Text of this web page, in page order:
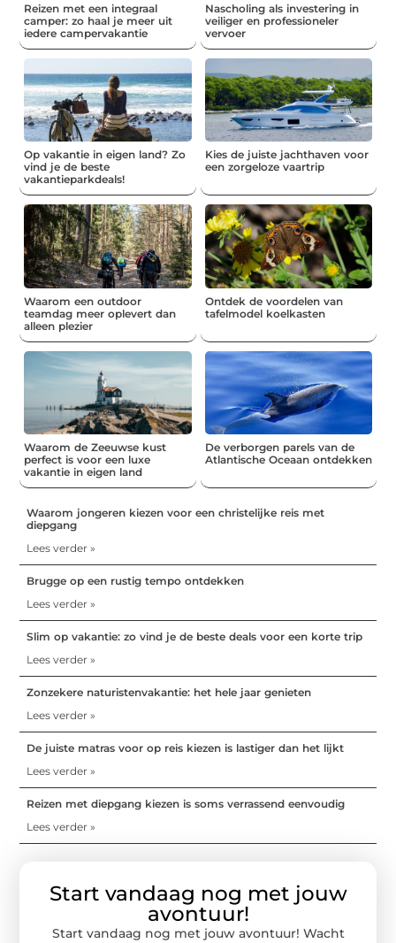
Reizen met een integraal
camper: zo haal je meer uit
iedere campervakantie
Nascholing als investering in
veiliger en professioneler
vervoer
Op vakantie in eigen land? Zo
vind je de beste
vakantieparkdeals!
Kies de juiste jachthaven voor
een zorgeloze vaartrip
Waarom een outdoor
teamdag meer oplevert dan
alleen plezier
Ontdek de voordelen van
tafelmodel koelkasten
Waarom de Zeeuwse kust
perfect is voor een luxe
vakantie in eigen land
De verborgen parels van de
Atlantische Oceaan ontdekken
Waarom jongeren kiezen voor een christelijke reis met
diepgang
Lees verder »
Brugge op een rustig tempo ontdekken
Lees verder »
Slim op vakantie: zo vind je de beste deals voor een korte trip
Lees verder »
Zonzekere naturistenvakantie: het hele jaar genieten
Lees verder »
De juiste matras voor op reis kiezen is lastiger dan het lijkt
Lees verder »
Reizen met diepgang kiezen is soms verrassend eenvoudig
Lees verder »
Start vandaag nog met jouw
avontuur!
Start vandaag nog met jouw avontuur! Wacht